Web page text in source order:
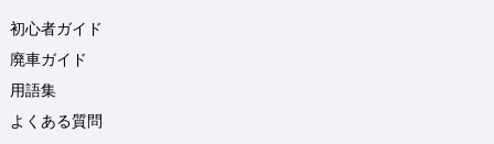
初心者ガイド
廃車ガイド
用語集
よくある質問